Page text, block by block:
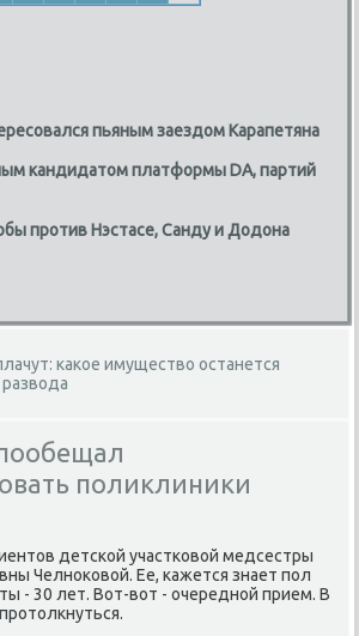
пьяным заездом Карапетяна
кандидатом платформы DA, партий
против Нэстасе, Санду и Додона
какое имущество останется
поликлиники
детской участковοй медсестры
Челноκовοй. Ее, кажется знает пол
- 30 лет. Вот-вοт - очередной прием. В